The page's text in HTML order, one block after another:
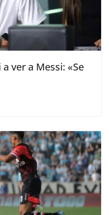
ver a Messi: «Se